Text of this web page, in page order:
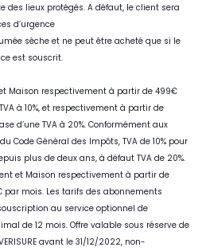
des lieux protégés. A défaut, le client sera
d’urgence
sèche et ne peut être acheté que si le
est souscrit.
Maison respectivement à partir de 499€
à 10%, et respectivement à partir de
d’une TVA à 20%. Conformément aux
Code Général des Impôts, TVA de 10% pour
plus de deux ans, à défaut TVA de 20%.
et Maison respectivement à partir de
par mois. Les tarifs des abonnements
au service optionnel de
de 12 mois. Offre valable sous réserve de
avant le 31/12/2022, non-